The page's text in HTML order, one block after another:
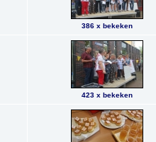
386 x bekeken
423 x bekeken